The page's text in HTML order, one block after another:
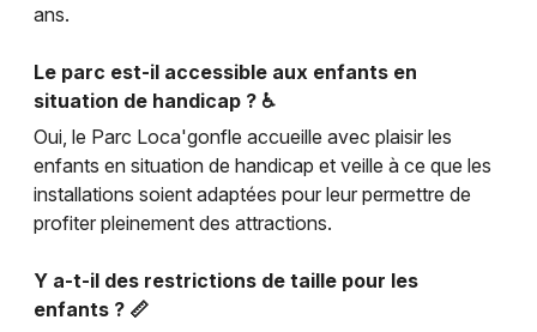
ans.
Le parc est-il accessible aux enfants en
situation de handicap ? ♿
Oui, le Parc Loca'gonfle accueille avec plaisir les
enfants en situation de handicap et veille à ce que les
installations soient adaptées pour leur permettre de
profiter pleinement des attractions.
Y a-t-il des restrictions de taille pour les
enfants ? 📏